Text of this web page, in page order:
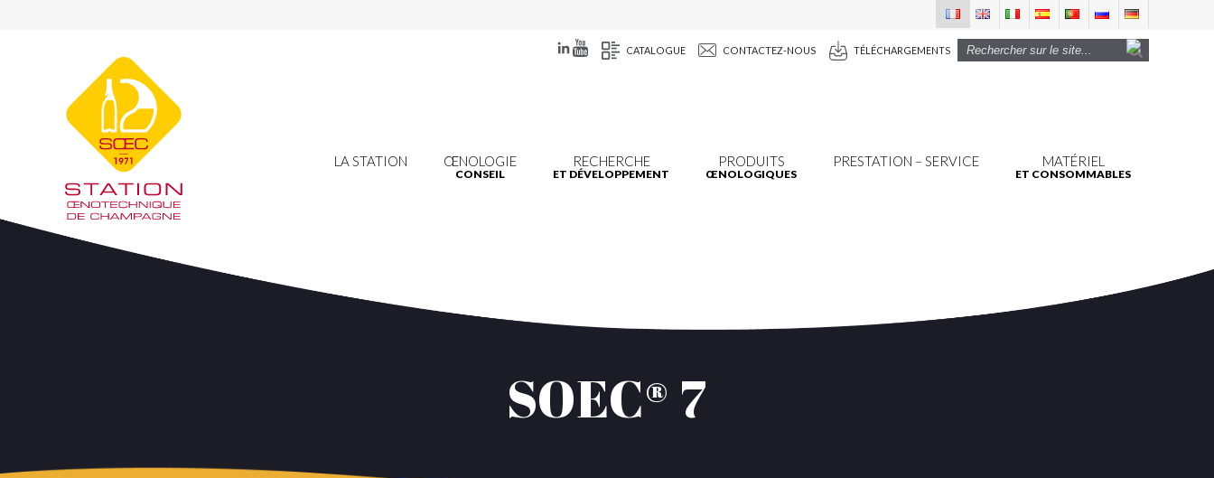
CATALOGUE CONTACTEZ-NOUS TÉLÉCHARGEMENTS
LA STATION ŒNOLOGIE
CONSEIL
RECHERCHE
ET DÉVELOPPEMENT
PRODUITS
ŒNOLOGIQUES
PRESTATION – SERVICE MATÉRIEL
ET CONSOMMABLES
SOEC® 7